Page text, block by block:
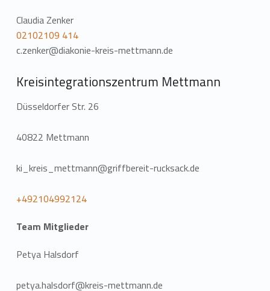
Claudia Zenker
02102109 414
c.zenker@diakonie-kreis-mettmann.de
Kreisintegrationszentrum Mettmann
Düsseldorfer Str. 26
40822 Mettmann
ki_kreis_mettmann@griffbereit-rucksack.de
+492104992124
Team Mitglieder
Petya Halsdorf
petya.halsdorf@kreis-mettmann.de